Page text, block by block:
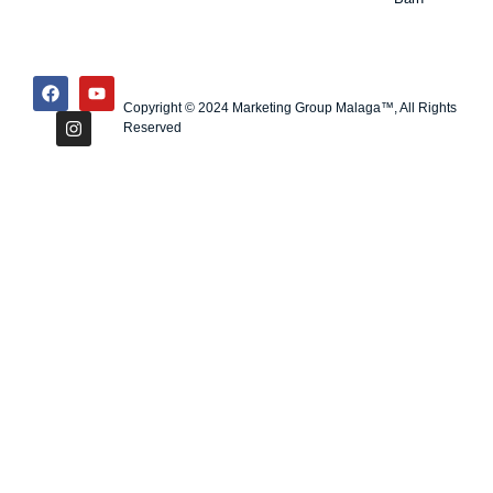
Copyright © 2024 Marketing Group Malaga™, All Rights
Reserved